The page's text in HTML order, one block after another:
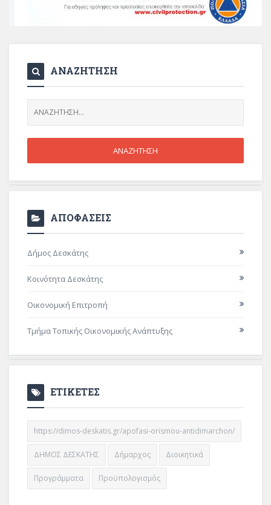
ΑΝΑΖΗΤΗΣΗ
ΑΠΟΦΑΣΕΙΣ
Δήμος Δεσκάτης
Κοινότητα Δεσκάτης
Οικονομική Επιτροπή
Τμήμα Τοπικής Οικονομικής Ανάπτυξης
ΕΤΙΚΕΤΕΣ
https://dimos-deskatis.gr/apofasi-orismou-antidimarchon/
ΔΗΜΟΣ ΔΕΣΚΑΤΗΣ Δήμαρχος Διοικητικά
Προγράμματα Προϋπολογισμός